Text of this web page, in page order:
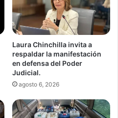
Laura Chinchilla invita a
respaldar la manifestación
en defensa del Poder
Judicial.
agosto 6, 2026